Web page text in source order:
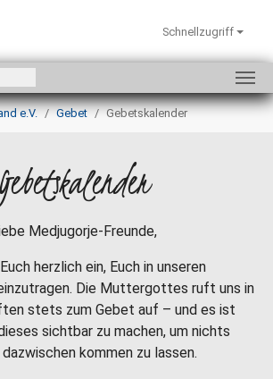
Schnellzugriff
e.V.
Gebet Gebetskalender
Gebetskalender
Medjugorje-Freunde,
herzlich ein, Euch in unseren
Die Muttergottes ruft uns in
stets zum Gebet auf – und es ist
sichtbar zu machen, um nichts
kommen zu lassen.